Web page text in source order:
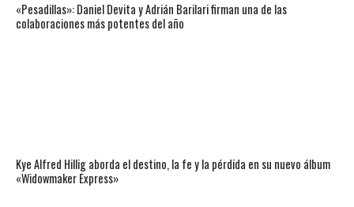
«Pesadillas»: Daniel Devita y Adrián Barilari firman una de las
colaboraciones más potentes del año
Kye Alfred Hillig aborda el destino, la fe y la pérdida en su nuevo álbum
«Widowmaker Express»